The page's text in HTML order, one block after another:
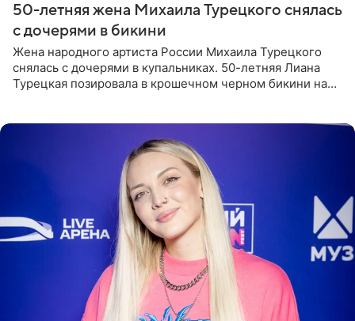
50-летняя жена Михаила Турецкого снялась
с дочерями в бикини
Жена народного артиста России Михаила Турецкого
снялась с дочерями в купальниках. 50-летняя Лиана
Турецкая позировала в крошечном черном бикини на